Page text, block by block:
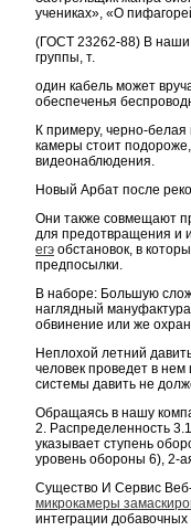
учениках», «О
(ГОСТ 23262-88) В наши
группы, т.
один кабель может
обеспеченья
К примеру, черно-
камеры стоит
видеонаблюдения.
Новый Арбат после
Они также совмещают
для предотвращения и
егэ обстановок, в
предпосылки.
В наборе: Большую
наглядный
обвинение или же
Неплохой летний
человек проведет в
системы давить не
Обращаясь в нашу
2. Распределенность
указывает ступень
уровень обороны 6), 2-
Существо И Сервис
микрокамеры
интеграции добавочных